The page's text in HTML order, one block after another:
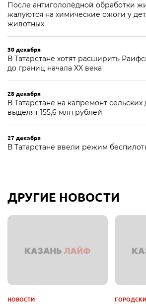
После антигололёдной обработки
жалуются на химические ожоги у
животных
30 декабря
В Татарстане хотят расширить
до границ начала XX века
28 декабря
В Татарстане на капремонт
выделят 155,6 млн рублей
27 декабря
В Татарстане ввели режим
ДРУГИЕ НОВОСТИ
НОВОСТИ